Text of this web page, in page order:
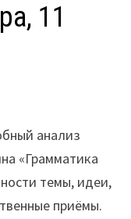
11
анализ
«Грамматика
темы, идеи,
приёмы.